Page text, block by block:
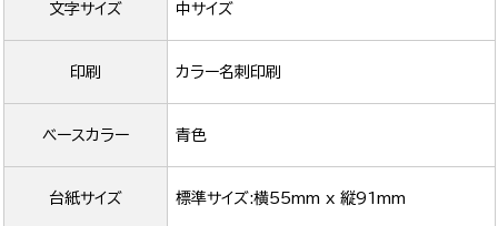
文字サイズ 中サイズ
印刷 カラー名刺印刷
ベースカラー 青色
台紙サイズ 標準サイズ:横55mm x 縦91mm